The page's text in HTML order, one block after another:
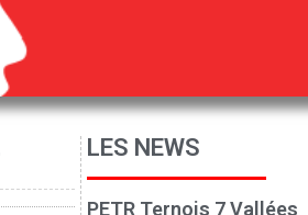
LES NEWS
PETR Ternois 7 Vallées